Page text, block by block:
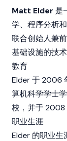
Matt Elder 是
学、程序分析
联合创始人兼
基础设施的技术
教育
Elder 于 2006
算机科学学士
校，并于 2008
职业生涯
Elder 的职业生